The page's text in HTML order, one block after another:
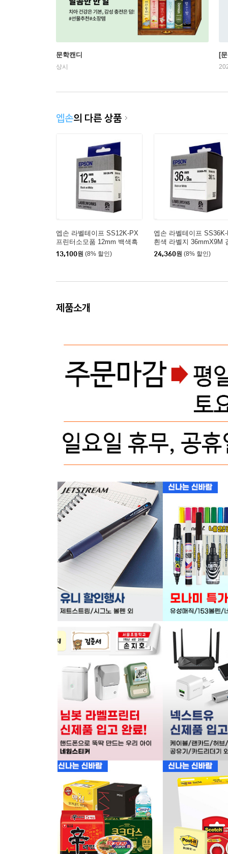
문학캔디
상시
[
엡손의 다른 상품
엡손 라벨테이프 SS12K-PX
프린터소모품 12mm 백색흑
색문자 기타복합기/프린터소
모품
13,100원 (8% 할인)
엡손 라벨테이프
흰색 라벨지 36mmX9M
글씨 기타복합기/프린터
24,360원 (8% 할인)
제품소개